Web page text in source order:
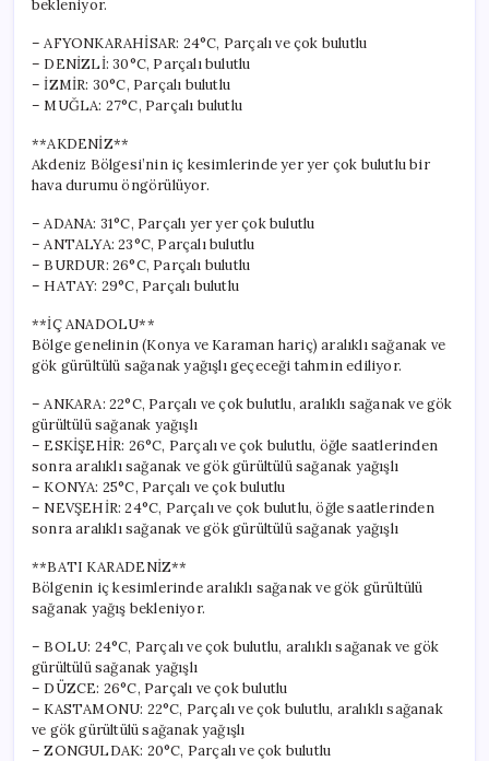
bekleniyor.
– AFYONKARAHİSAR: 24°C, Parçalı ve çok bulutlu
– DENİZLİ: 30°C, Parçalı bulutlu
– İZMİR: 30°C, Parçalı bulutlu
– MUĞLA: 27°C, Parçalı bulutlu
**AKDENİZ**
Akdeniz Bölgesi’nin iç kesimlerinde yer yer çok bulutlu bir
hava durumu öngörülüyor.
– ADANA: 31°C, Parçalı yer yer çok bulutlu
– ANTALYA: 23°C, Parçalı bulutlu
– BURDUR: 26°C, Parçalı bulutlu
– HATAY: 29°C, Parçalı bulutlu
**İÇ ANADOLU**
Bölge genelinin (Konya ve Karaman hariç) aralıklı sağanak ve
gök gürültülü sağanak yağışlı geçeceği tahmin ediliyor.
– ANKARA: 22°C, Parçalı ve çok bulutlu, aralıklı sağanak ve gök
gürültülü sağanak yağışlı
– ESKİŞEHİR: 26°C, Parçalı ve çok bulutlu, öğle saatlerinden
sonra aralıklı sağanak ve gök gürültülü sağanak yağışlı
– KONYA: 25°C, Parçalı ve çok bulutlu
– NEVŞEHİR: 24°C, Parçalı ve çok bulutlu, öğle saatlerinden
sonra aralıklı sağanak ve gök gürültülü sağanak yağışlı
**BATI KARADENİZ**
Bölgenin iç kesimlerinde aralıklı sağanak ve gök gürültülü
sağanak yağış bekleniyor.
– BOLU: 24°C, Parçalı ve çok bulutlu, aralıklı sağanak ve gök
gürültülü sağanak yağışlı
– DÜZCE: 26°C, Parçalı ve çok bulutlu
– KASTAMONU: 22°C, Parçalı ve çok bulutlu, aralıklı sağanak
ve gök gürültülü sağanak yağışlı
– ZONGULDAK: 20°C, Parçalı ve çok bulutlu